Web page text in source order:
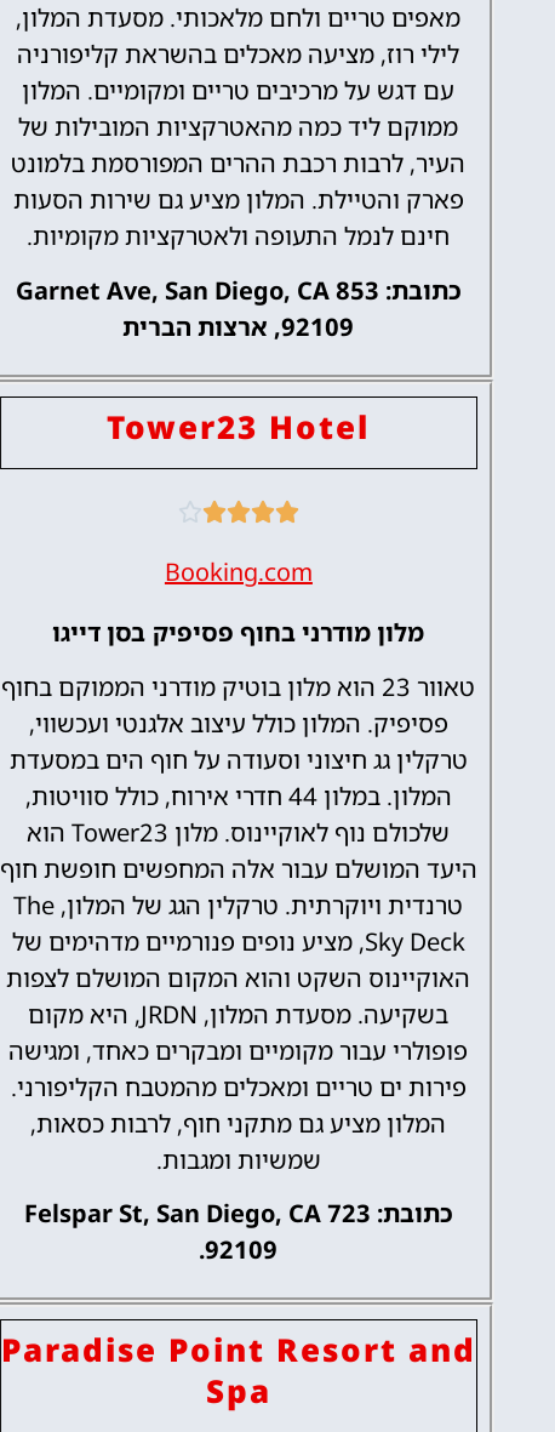
מאפים טריים ולחם מלאכותי. מסעדת המלון,
לילי רוז, מציעה מאכלים בהשראת קליפורניה
עם דגש על מרכיבים טריים ומקומיים. המלון
ממוקם ליד כמה מהאטרקציות המובילות של
העיר, לרבות רכבת ההרים המפורסמת בלמונט
פארק והטיילת. המלון מציע גם שירות הסעות
חינם לנמל התעופה ולאטרקציות מקומיות.
כתובת: 853 Garnet Ave, San Diego, CA
92109, ארצות הברית
Tower23 Hotel





Booking.com
מלון מודרני בחוף פסיפיק בסן דייגו
טאוור 23 הוא מלון בוטיק מודרני הממוקם בחוף
פסיפיק. המלון כולל עיצוב אלגנטי ועכשווי,
טרקלין גג חיצוני וסעודה על חוף הים במסעדת
המלון. במלון 44 חדרי אירוח, כולל סוויטות,
שלכולם נוף לאוקיינוס. מלון Tower23 הוא
היעד המושלם עבור אלה המחפשים חופשת חוף
טרנדית ויוקרתית. טרקלין הגג של המלון, The
Sky Deck, מציע נופים פנורמיים מדהימים של
האוקיינוס ​​השקט והוא המקום המושלם לצפות
בשקיעה. מסעדת המלון, JRDN, היא מקום
פופולרי עבור מקומיים ומבקרים כאחד, ומגישה
פירות ים טריים ומאכלים מהמטבח הקליפורני.
המלון מציע גם מתקני חוף, לרבות כסאות,
שמשיות ומגבות.
כתובת: 723 Felspar St, San Diego, CA
92109.
Paradise Point Resort and
Spa